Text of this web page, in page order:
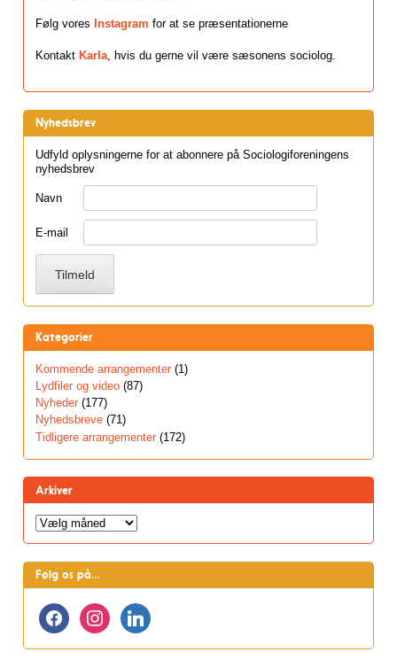
Følg vores Instagram for at se præsentationerne
Kontakt Karla , hvis du gerne vil være sæsonens sociolog.
Nyhedsbrev
Udfyld oplysningerne for at abonnere på Sociologiforeningens
nyhedsbrev
Navn
E-mail
Kategorier
Kommende arrangementer (1)
Lydfiler og video (87)
Nyheder (177)
Nyhedsbreve (71)
Tidligere arrangementer (172)
Arkiver
Arkiver
Følg os på…
facebookinstagramlinkedin